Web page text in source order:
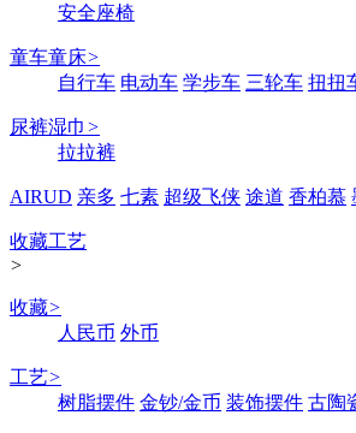
安全座椅
童车童床>
自行车 电动车 学步车 三轮车 扭扭
尿裤湿巾 >
拉拉裤
AIRUD 亲多 七素 超级飞侠 途道 香柏慕
收藏工艺
>
收藏>
人民币 外币
工艺>
树脂摆件 金钞/金币 装饰摆件 古陶